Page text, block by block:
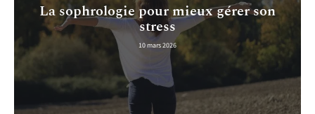
La sophrologie pour mieux gérer son
stress
10 mars 2026